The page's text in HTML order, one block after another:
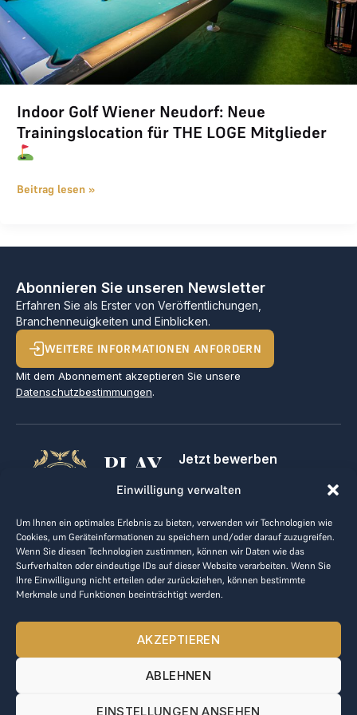
Einwilligung verwalten
Um Ihnen ein optimales Erlebnis zu bieten, verwenden wir Technologien wie
Cookies, um Geräteinformationen zu speichern und/oder darauf zuzugreifen.
Wenn Sie diesen Technologien zustimmen, können wir Daten wie das
Surfverhalten oder eindeutige IDs auf dieser Website verarbeiten. Wenn Sie
Ihre Einwilligung nicht erteilen oder zurückziehen, können bestimmte
Merkmale und Funktionen beeinträchtigt werden.
AKZEPTIEREN
ABLEHNEN
EINSTELLUNGEN ANSEHEN
Indoor Golf Wiener Neudorf: Neue
Trainingslocation für THE LOGE Mitglieder
Beitrag lesen »
Abonnieren Sie unseren Newsletter
Erfahren Sie als Erster von Veröffentlichungen,
Branchenneuigkeiten und Einblicken.
WEITERE INFORMATIONEN ANFORDERN
Mit dem Abonnement akzeptieren Sie unsere
Datenschutzbestimmungen.
PLAY
GOLF,
MAKE
BUSINESS
Jetzt bewerben
Kontakt
AGB
Datenrichtlinie
kontakt@the-loge.com
Unser freundliches Team hilft Ihnen gerne weiter.
Mo-Fr von 8:00 bis 17:00 Uhr.
© 2025 The LOGE. Alle Rechte vorbehalten.